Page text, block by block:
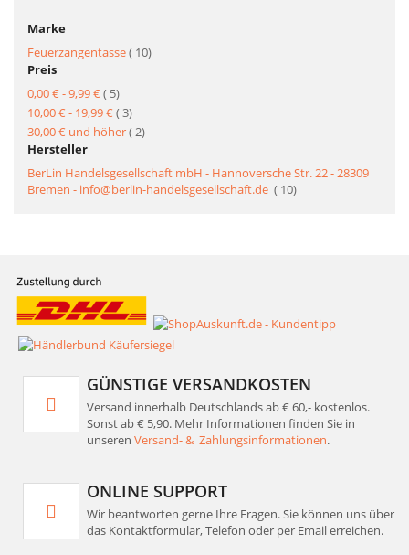
Marke
Feuerzangentasse
10Artikel
Preis
0,00 €-9,99 € 5Artikel
10,00 €- 19,99 € 3Artikel
30,00 € und höher 2Artikel
Hersteller
BerLin Handelsgesellschaft mbH - Hannoversche Str. 22 - 28309
Bremen - info@berlin-handelsgesellschaft.de
10Artikel
GÜNSTIGE VERSANDKOSTEN
Versand innerhalb Deutschlands ab € 60,- kostenlos.
Sonst ab € 5,90. Mehr Informationen finden Sie in
unseren Versand- & Zahlungsinformationen.
ONLINE SUPPORT
Wir beantworten gerne Ihre Fragen. Sie können uns über
das Kontaktformular, Telefon oder per Email erreichen.